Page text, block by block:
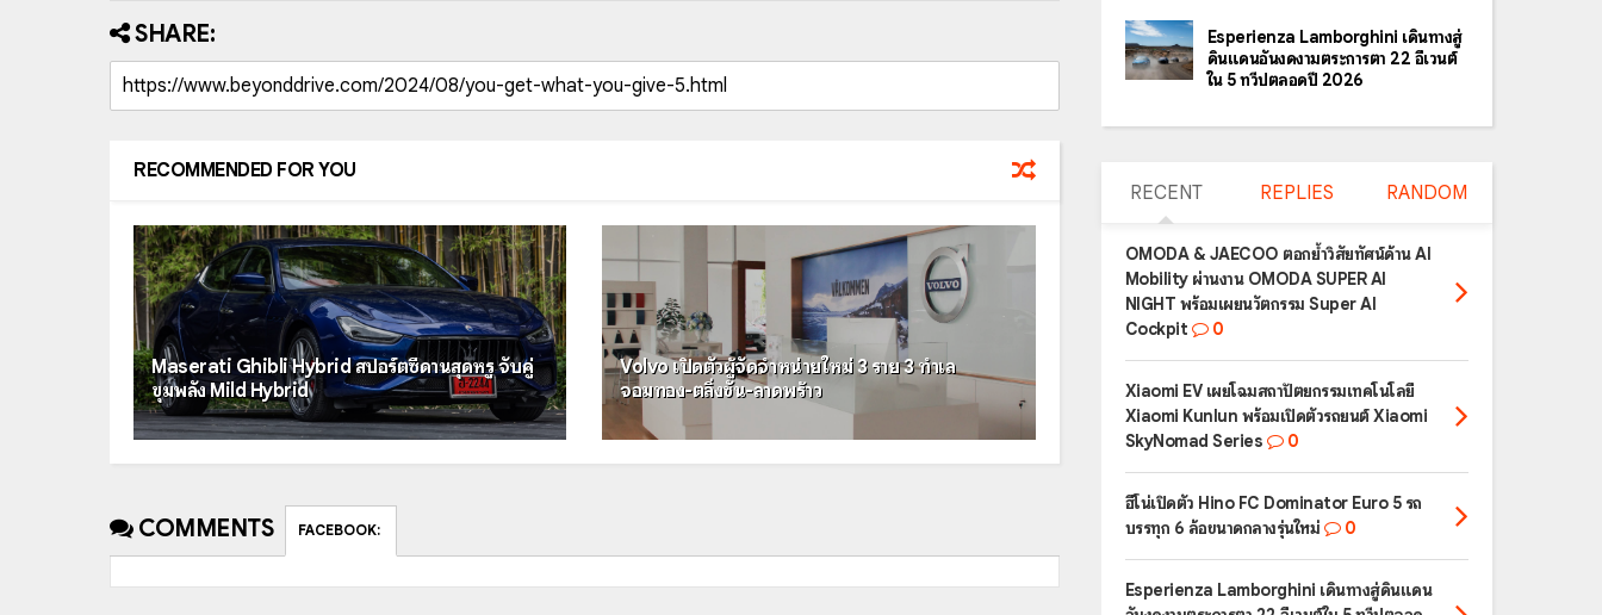
SHARE:
RECOMMENDED FOR YOU
Maserati Ghibli Hybrid สปอร์ตซีดานสุดหรู จับคู่
ขุมพลัง Mild Hybrid
Volvo เปิดตัวผู้จัดจำหน่ายใหม่ 3 ราย 3 ทำเล
จอมทอง-ตลิ่งชัน-ลาดพร้าว
COMMENTS FACEBOOK:
Esperienza Lamborghini เดินทางสู่
ดินแดนอันงดงามตระการตา 22 อีเวนต์
ใน 5 ทวีปตลอดปี 2026
RECENT REPLIES RANDOM
OMODA & JAECOO ตอกย้ำวิสัยทัศน์ด้าน AI
Mobility ผ่านงาน OMODA SUPER AI
NIGHT พร้อมเผยนวัตกรรม Super AI
Cockpit
0
Xiaomi EV เผยโฉมสถาปัตยกรรมเทคโนโลยี
Xiaomi Kunlun พร้อมเปิดตัวรถยนต์ Xiaomi
SkyNomad Series
0
ฮีโน่เปิดตัว Hino FC Dominator Euro 5 รถ
บรรทุก 6 ล้อขนาดกลางรุ่นใหม่
0
Esperienza Lamborghini เดินทางสู่ดินแดน